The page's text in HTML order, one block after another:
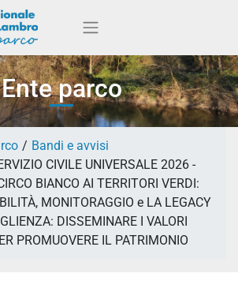
Ente parco
Bandi e avvisi
CIVILE UNIVERSALE 2026 -
BIANCO AI TERRITORI VERDI:
MONITORAGGIO e LA LEGACY
DISSEMINARE I VALORI
PROMUOVERE IL PATRIMONIO